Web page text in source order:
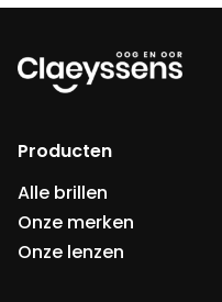
Producten
Alle brillen
Onze merken
Onze lenzen